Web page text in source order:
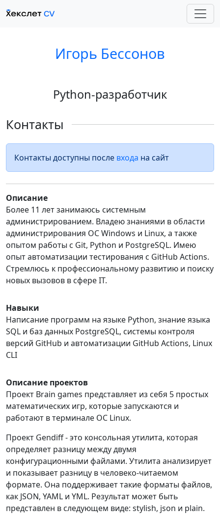
Игорь Бессонов
Python-разработчик
Контакты
Контакты доступны после входа на сайт
Описание
Более 11 лет занимаюсь системным
администрированием. Владею знаниями в области
администрирования ОС Windows и Linux, а также
опытом работы с Git, Python и PostgreSQL. Имею
опыт автоматизации тестирования с GitHub Actions.
Стремлюсь к профессиональному развитию и поиску
новых вызовов в сфере IT.
Навыки
Написание программ на языке Python, знание языка
SQL и баз данных PostgreSQL, системы контроля
версий GitHub и автоматизации GitHub Actions, Linux
CLI
Описание проектов
Проект Brain games представляет из себя 5 простых
математических игр, которые запускаются и
работают в терминале ОС Linux.
Проект Gendiff - это консольная утилита, которая
определяет разницу между двумя
конфигурационными файлами. Утилита анализирует
и показывает разницу в человеко-читаемом
формате. Она поддерживает такие форматы файлов,
как JSON, YAML и YML. Результат может быть
представлен в следующем виде: stylish, json и plain.